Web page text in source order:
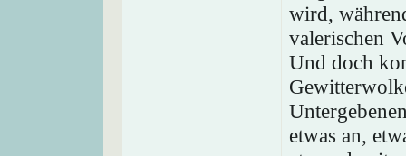
wird,
valerischen
Und doch
etwas an,